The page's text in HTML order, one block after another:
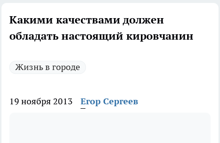
Какими качествами должен
обладать настоящий кировчанин
Жизнь в городе
19 ноября 2013 Егор Сергеев